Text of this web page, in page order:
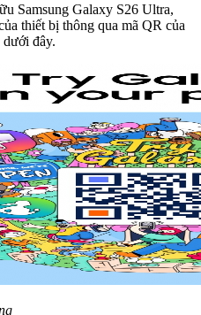
Samsung Galaxy S26 Ultra,
thiết bị thông qua mã QR của
đây.